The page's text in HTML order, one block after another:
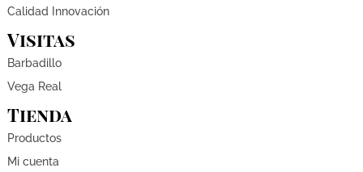
Calidad Innovación
Visitas
Barbadillo
Vega Real
Tienda
Productos
Mi cuenta